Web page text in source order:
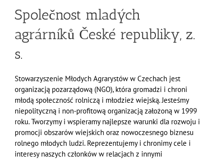
Společnost mladých
agrárníků České republiky, z.
s.
Stowarzyszenie Młodych Agrarystów w Czechach jest
organizacją pozarządową (NGO), która gromadzi i chroni
młodą społeczność rolniczą i młodzież wiejską. Jesteśmy
niepolityczną i non-profitową organizacją założoną w 1999
roku. Tworzymy i wspieramy najlepsze warunki dla rozwoju i
promocji obszarów wiejskich oraz nowoczesnego biznesu
rolnego młodych ludzi. Reprezentujemy i chronimy cele i
interesy naszych członków w relacjach z innymi